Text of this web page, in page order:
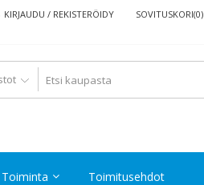
KIRJAUDU / REKISTERÖIDY SOVITUSKORI(0)
Toiminta Toimitusehdot